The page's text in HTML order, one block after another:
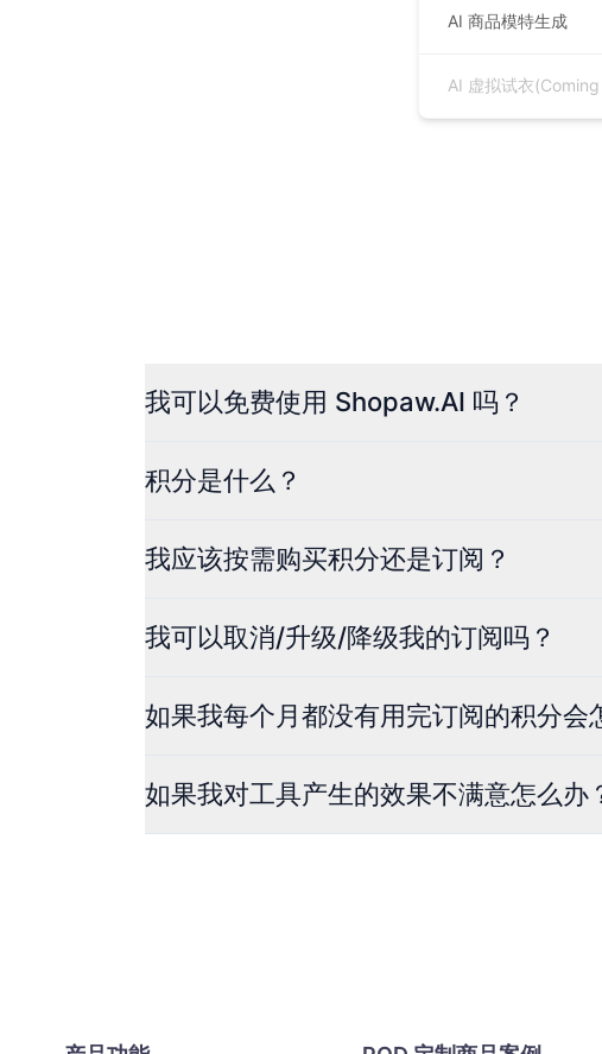
AI 商品模特生成
AI 虚拟试衣
我可以免费使用 Shopaw.AI 吗？
积分是什么？
我应该按需购买积分还是订阅？
我可以取消/升级/降级我的订阅吗？
如果我每个月都没有用完订阅的积分会
如果我对工具产生的效果不满意怎么办